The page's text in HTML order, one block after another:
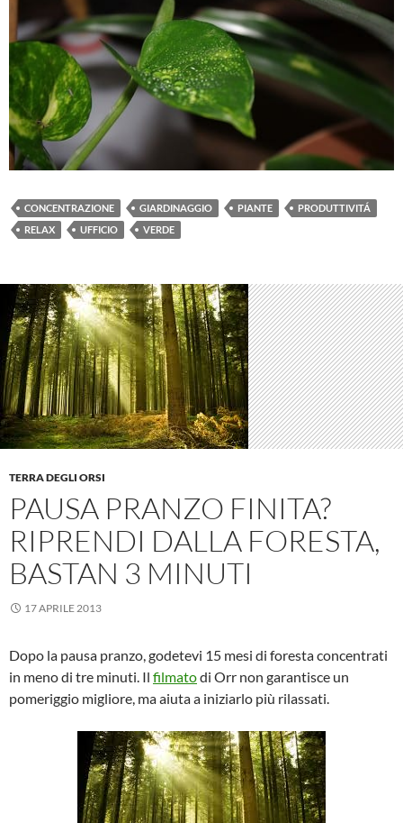
CONCENTRAZIONE GIARDINAGGIO PIANTE
PRODUTTIVITÁ
RELAX
UFFICIO VERDE
TERRA DEGLI ORSI
PAUSA PRANZO FINITA?
RIPRENDI DALLA FORESTA,
BASTAN 3 MINUTI
17 APRILE 2013
Dopo la pausa pranzo, godetevi 15 mesi di foresta concentrati
in meno di tre minuti. Il filmatodi Orr non garantisce un
pomeriggio migliore, ma aiuta a iniziarlo più rilassati.